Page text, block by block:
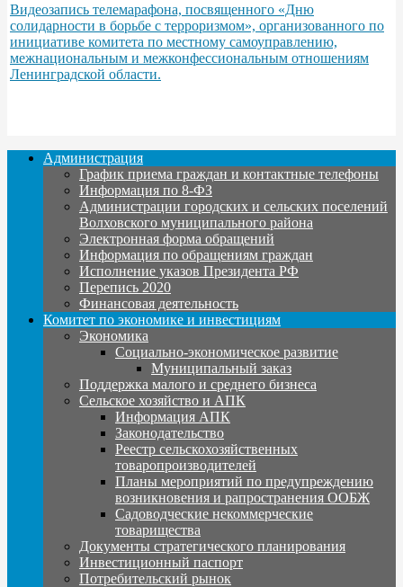
Видеозапись телемарафона, посвященного «Дню
солидарности в борьбе с терроризмом», организованного по
инициативе комитета по местному самоуправлению,
межнациональным и межконфессиональным отношениям
Ленинградской области.
Администрация
График приема граждан и контактные телефоны
Информация по 8-ФЗ
Администрации городских и сельских поселений
Волховского муниципального района
Электронная форма обращений
Информация по обращениям граждан
Исполнение указов Президента РФ
Перепись 2020
Финансовая деятельность
Комитет по экономике и инвестициям
Экономика
Социально-экономическое развитие
Муниципальный заказ
Поддержка малого и среднего бизнеса
Сельское хозяйство и АПК
Информация АПК
Законодательство
Реестр сельскохозяйственных
товаропроизводителей
Планы мероприятий по предупреждению
возникновения и рапространения ООБЖ
Садоводческие некоммерческие
товарищества
Документы стратегического планирования
Инвестиционный паспорт
Потребительский рынок